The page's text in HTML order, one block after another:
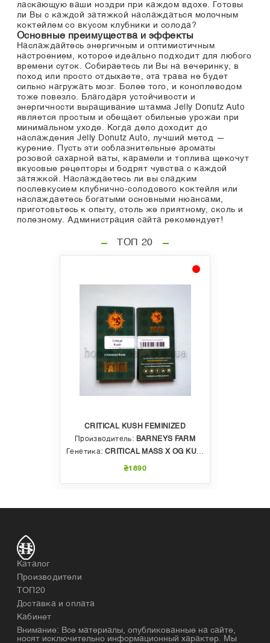
ласкающую ваши ноздри при каждом вдохе. Готовы
ли Вы с каждой затяжкой наслаждаться молочным
коктейлем со вкусом клубники и солода?
Основные преимущества и эффекты
Наслаждайтесь энергичным и оптимистичным
настроением, которое идеально подходит для любого
времени суток. Собираетесь ли Вы на вечеринку, в
поход или просто отдыхаете, эта трава не будет
сильно нагружать мозг. Более того, и коноплеводом
тоже повезло. Благодаря устойчивости и
энергичности выращивание штамма Jelly Donutz Auto
является простым и обещает обильные урожаи при
минимальном уходе. Когда дело доходит до
наслаждения Jelly Donutz Auto, лучший метод —
курение. Пусть эти соблазнительные ароматы
розовой сахарной ваты, карамели и топлива щекочут
вкусовые рецепторы и бодрят чувства с каждой
затяжкой. Наслаждаетесь ли вы сладким
послевкусием клубнично-солодового коктейля или
наслаждаетесь богатыми основными нюансами,
приготовьтесь к опыту, столь же приятному, сколь и
полезному. Администрация сайта рекомендует!
ТОП 20
CRITICAL KUSH FEMINIZED
Производитель: BARNEYS FARM
Генетика: CRITICAL MASS X OG KUSH
₴1890
Каталог
Производители
ТОП20
Доставка и оплата
Кабинет
Внимание: Все материалы, опубликованные на сайте,
носят исключительно информационный характер. Мы